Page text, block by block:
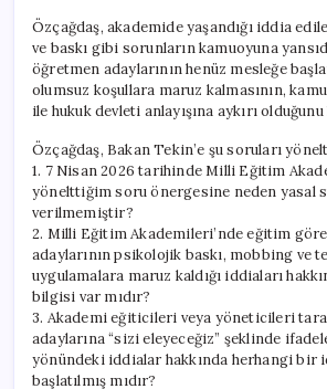
Özçağdaş, akademide yaşandığı iddia
ve baskı gibi sorunların kamuoyuna
öğretmen adaylarının henüz mesleğe
olumsuz koşullara maruz kalmasının,
ile hukuk devleti anlayışına aykırı
Özçağdaş, Bakan Tekin’e şu soruları
1. 7 Nisan 2026 tarihinde Milli Eğitim
yönelttiğim soru önergesine neden yasal
verilmemiştir?
2. Milli Eğitim Akademileri’nde eğitim
adaylarının psikolojik baskı, mobbing ve
uygulamalara maruz kaldığı iddiaları
bilgisi var mıdır?
3. Akademi eğiticileri veya yöneticileri
adaylarına “sizi eleyeceğiz” şeklinde
yönündeki iddialar hakkında herhangi bir
başlatılmış mıdır?